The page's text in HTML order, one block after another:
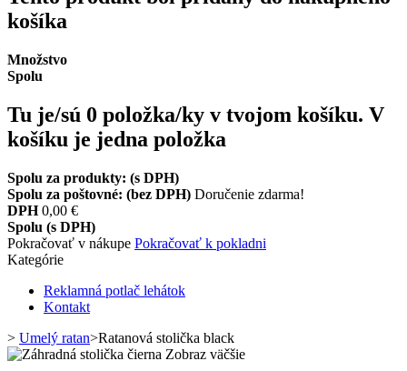
košíka
Množstvo
Spolu
Tu je/sú 0 položka/ky v tvojom košíku. V
košíku je jedna položka
Spolu za produkty: (s DPH)
Spolu za poštovné: (bez DPH) Doručenie zdarma!
DPH 0,00 €
Spolu (s DPH)
Pokračovať v nákupe Pokračovať k pokladni
Kategórie
Reklamná potlač lehátok
Kontakt
> Umelý ratan>Ratanová stolička black
Zobraz väčšie